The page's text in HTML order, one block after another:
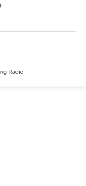
Radio